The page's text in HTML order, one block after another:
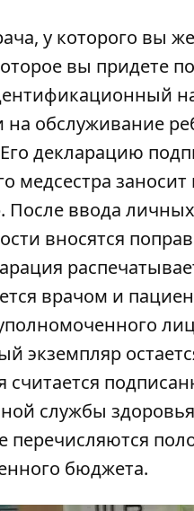
у которого вы
вы придете
на обслуживание
декларацию
медсестра
После ввода
вносятся
врачом и
экземпляр
считается
службы
перечисляются
бюджета.